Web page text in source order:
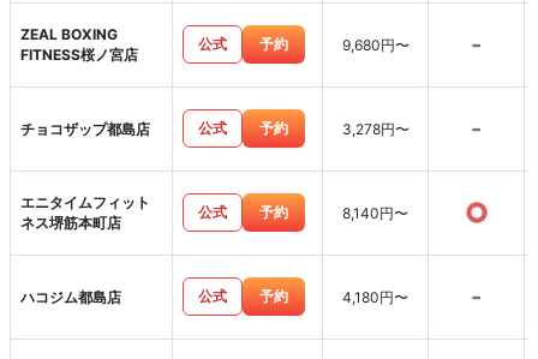
ZEAL BOXING
FITNESS桜ノ宮店
公式 予約 9,680円〜 -
チョコザップ都島店 公式 予約 3,278円〜 -
エニタイムフィット
ネス堺筋本町店
公式 予約 8,140円〜 ○
ハコジム都島店 公式 予約 4,180円〜 -